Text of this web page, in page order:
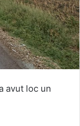
avut loc un